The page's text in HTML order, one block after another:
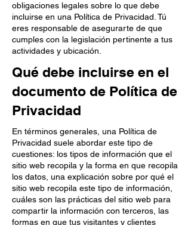
obligaciones legales sobre lo que debe
incluirse en una Política de Privacidad. Tú
eres responsable de asegurarte de que
cumples con la legislación pertinente a tus
actividades y ubicación.
Qué debe incluirse en el
documento de Política de
Privacidad
En términos generales, una Política de
Privacidad suele abordar este tipo de
cuestiones: los tipos de información que el
sitio web recopila y la forma en que recopila
los datos, una explicación sobre por qué el
sitio web recopila este tipo de información,
cuáles son las prácticas del sitio web para
compartir la información con terceros, las
formas en que tus visitantes y clientes